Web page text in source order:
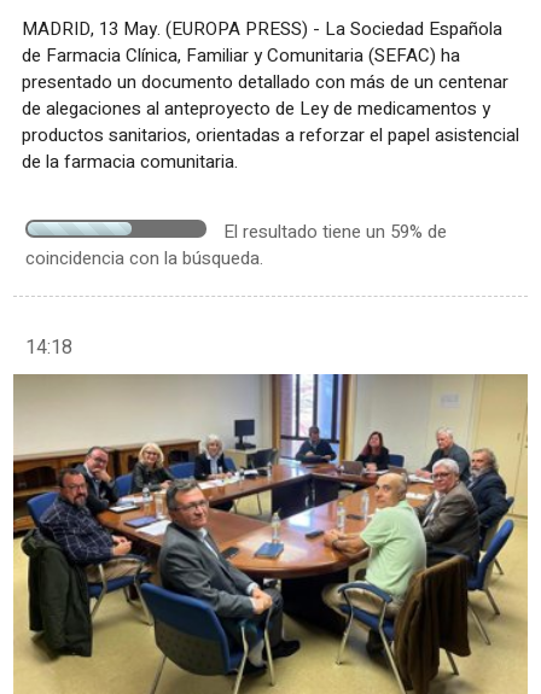
MADRID, 13 May. (EUROPA PRESS) - La Sociedad Española
de Farmacia Clínica, Familiar y Comunitaria (SEFAC) ha
presentado un documento detallado con más de un centenar
de alegaciones al anteproyecto de Ley de medicamentos y
productos sanitarios, orientadas a reforzar el papel asistencial
de la farmacia comunitaria.
El resultado tiene un 59% de
coincidencia con la búsqueda.
14:18